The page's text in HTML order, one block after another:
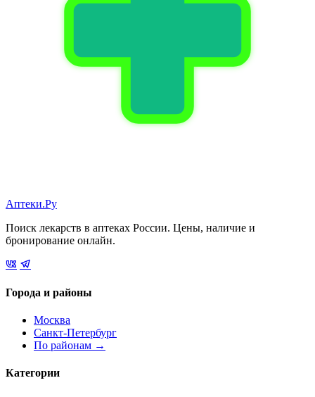
Аптеки.Ру
Поиск лекарств в аптеках России. Цены, наличие и
бронирование онлайн.
Города и районы
Москва
Санкт-Петербург
По районам →
Категории